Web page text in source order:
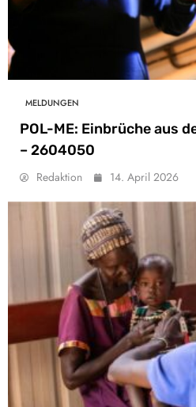
MELDUNGEN
POL-ME: Einbrüche aus
– 2604050
Redaktion 14. April 2026